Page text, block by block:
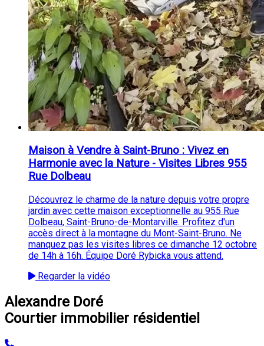
Maison à Vendre à Saint-Bruno : Vivez en
Harmonie avec la Nature - Visites Libres 955
Rue Dolbeau
Découvrez le charme de la nature depuis votre propre
jardin avec cette maison exceptionnelle au 955 Rue
Dolbeau, Saint-Bruno-de-Montarville. Profitez d'un
accès direct à la montagne du Mont-Saint-Bruno. Ne
manquez pas les visites libres ce dimanche 12 octobre
de 14h à 16h. Équipe Doré Rybicka vous attend.
Regarder la vidéo
Alexandre Doré
Courtier immobilier résidentiel